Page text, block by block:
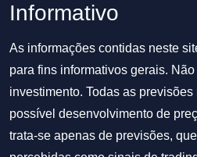
Informativo
As informações contidas neste
para fins informativos gerais.
investimento. Todas as
possível desenvolvimento de
trata-se apenas de previsões,